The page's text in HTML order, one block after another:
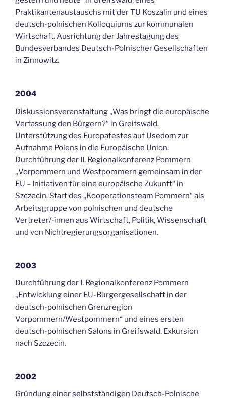
Praktikantenaustauschs mit der TU Koszalin und eines
deutsch-polnischen Kolloquiums zur kommunalen
Wirtschaft. Ausrichtung der Jahrestagung des
Bundesverbandes Deutsch-Polnischer Gesellschaften
in Zinnowitz.
2004
Diskussionsveranstaltung „Was bringt die europäische
Verfassung den Bürgern?“ in Greifswald.
Unterstützung des Europafestes auf Usedom zur
Aufnahme Polens in die Europäische Union.
Durchführung der II. Regionalkonferenz Pommern
„Vorpommern und Westpommern gemeinsam in der
EU – Initiativen für eine europäische Zukunft“ in
Szczecin. Start des „Kooperationsteam Pommern“ als
Arbeitsgruppe von polnischen und deutsche
Vertreter/-innen aus Wirtschaft, Politik, Wissenschaft
und von Nichtregierungsorganisationen.
2003
Durchführung der I. Regionalkonferenz Pommern
„Entwicklung einer EU-Bürgergesellschaft in der
deutsch-polnischen Grenzregion
Vorpommern/Westpommern“ und eines ersten
deutsch-polnischen Salons in Greifswald. Exkursion
nach Szczecin.
2002
Gründung einer selbstständigen Deutsch-Polnische